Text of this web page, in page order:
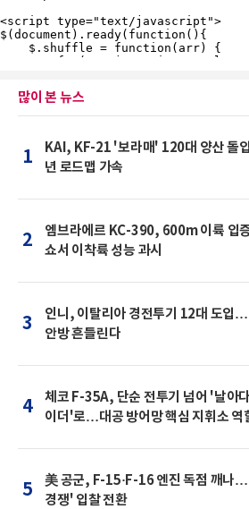
많이 본 뉴스
1
KAI, KF-21 '보라매' 120대 양산 돌
년 로드맵 가속
2
엠브라에르 KC-390, 600m 이륙 입
쇼서 이착륙 성능 과시
3
인니, 이탈리아 경전투기 12대 도입
안방 흔들린다
4
체코 F-35A, 단순 전투기 넘어 '날아다
이더'로…대공 방어망 핵심 지휘소 역
5
美 공군, F-15·F-16 엔진 독점 깨나
경쟁' 입찰 전환